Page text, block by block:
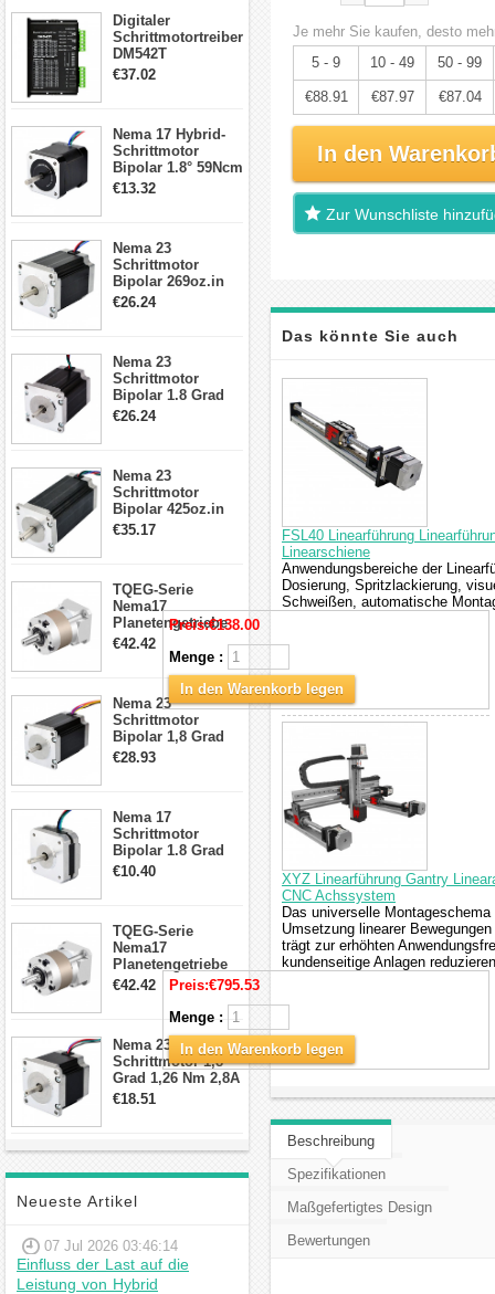
Digitaler
Schrittmotortreiber
DM542T
Schrittmotor
Schrittmotor
€37.02
Nema 17 Hybrid-
Schrittmotor
Bipolar 1.8° 59Ncm
2A 4 Drähte mit 1m
€13.32
Nema 23
Schrittmotor
Bipolar 269oz.in
2,8A 57x57x76mm
€26.24
Nema 23
Schrittmotor
Bipolar 1.8 Grad
1.9Nm 3A 3.36V 4
€26.24
Nema 23
Schrittmotor
Bipolar 425oz.in
4.2A 57x57x114mm
€35.17
TQEG-Serie
Nema17
Planetengetriebe
5:1 Spiel 15Arc-
min für Nema 17
Getriebe
Schrittmotor
€42.42
Nema 23
Schrittmotor
Bipolar 1,8 Grad
2,83Nm 4 A 2,26V
€28.93
Nema 17
Schrittmotor
Bipolar 1.8 Grad
8.7Ncm 1A 3.5V 4
€10.40
TQEG-Serie
Nema17
Planetengetriebe
10:1 Spiel 15Arc-
Getriebe
Schrittmotor
€42.42
Nema 23 Bipolar
Schrittmotor 1,8
Grad 1,26 Nm 2,8A
2,5V 4 Drähte
€18.51
Neueste Artikel
07 Jul 2026 03:46:14
Einfluss der Last auf die
Leistung von Hybrid
Je mehr Sie kaufen, desto
5 - 9
10 - 49 50 - 99
€88.91 €87.97 €87.04
In den
Zur Wunschliste
Das könnte Sie auch
interessieren
FSL40 Linearführung
Linearschiene
Anwendungsbereiche der
Dosierung, Spritzlackierung,
Schweißen, automatische
Preis:€138.00
Menge :
In den Warenkorb legen
XYZ Linearführung Gantry
CNC Achssystem
Das universelle
Umsetzung linearer
trägt zur erhöhten
kundenseitige Anlagen
Preis:€795.53
Menge :
In den Warenkorb legen
Beschreibung
Spezifikationen
Maßgefertigtes Design
Bewertungen